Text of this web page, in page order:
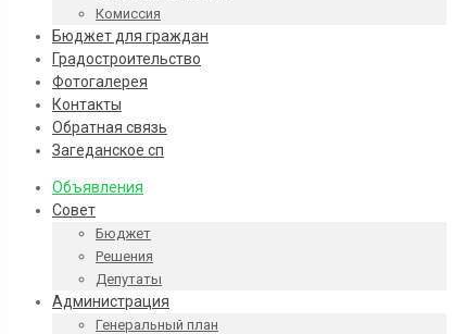
Комиссия
Бюджет для граждан
Градостроительство
Фотогалерея
Контакты
Обратная связь
Загеданское сп
Объявления
Совет
Бюджет
Решения
Депутаты
Администрация
Генеральный план